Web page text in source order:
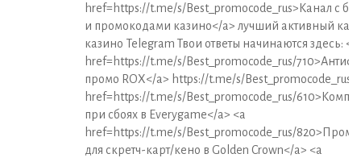
href=https://t.me/s/Best_promocode_rus>Канал с
и промокодами казино</a> лучший активный
казино Telegram Твои ответы начинаются здесь: <a
href=https://t.me/s/Best_promocode_rus/
промо ROX</a> https://t.me/s/Best_promocode_rus/
href=https://t.me/s/Best_promocode_rus/
при сбоях в Everygame</a> <a
href=https://t.me/s/Best_promocode_rus/
для скретч-карт/кено в Golden Crown</a> <a